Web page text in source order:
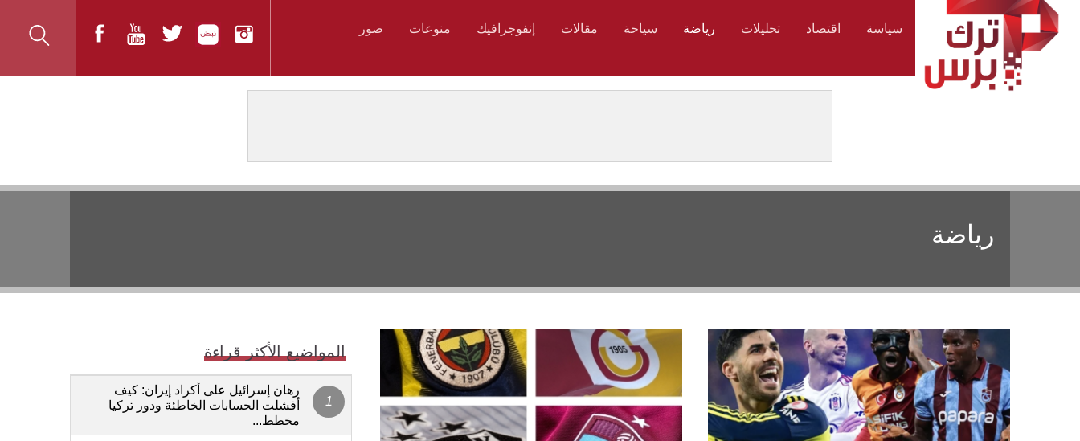
سياسة اقتصاد تحليلات رياضة سياحة مقالات إنفوجرافيك منوعات صور
رياضة
المواضيع الأكثر قراءة
رهان إسرائيل على أكراد إيران: كيف
أفشلت الحسابات الخاطئة ودور تركيا
مخطط...